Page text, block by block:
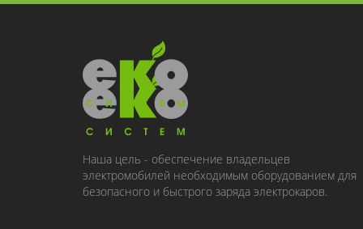
Наша цель - обеспечение владельцев
электромобилей необходимым оборудованием для
безопасного и быстрого заряда электрокаров.